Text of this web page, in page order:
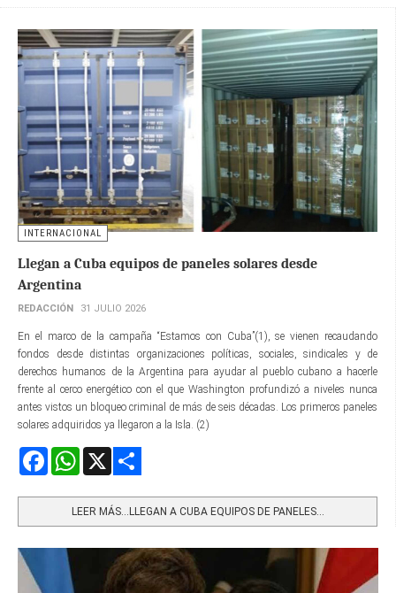
INTERNACIONAL
Llegan a Cuba equipos de paneles solares desde
Argentina
REDACCIÓN 31 JULIO 2026
En el marco de la campaña “Estamos con Cuba”(1), se vienen recaudando
fondos desde distintas organizaciones políticas, sociales, sindicales y de
derechos humanos de la Argentina para ayudar al pueblo cubano a hacerle
frente al cerco energético con el que Washington profundizó a niveles nunca
antes vistos un bloqueo criminal de más de seis décadas. Los primeros paneles
solares adquiridos ya llegaron a la Isla. (2)
FacebookWhatsApp
LEER MÁS…LLEGAN A CUBA EQUIPOS DE PANELES...